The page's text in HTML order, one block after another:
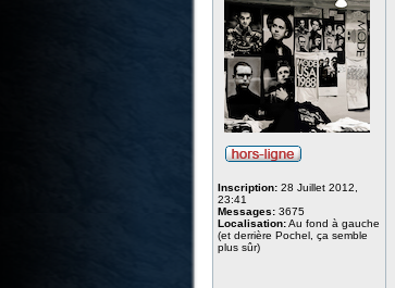
Inscription:28 Juillet 2012,
23:41
Messages:3675
Localisation:Au fond à gauche
(et derrière Pochel, ça semble
plus sûr)